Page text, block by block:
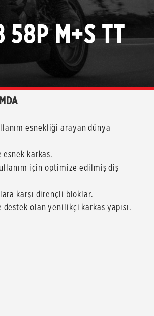
M+S TT
esnekliği arayan dünya
karkas.
için optimize edilmiş diş
karşı dirençli bloklar.
olan yenilikçi karkas yapısı.